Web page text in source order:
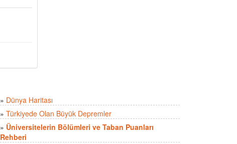
» Dünya Haritası
» Türkiyede Olan Büyük Depremler
» Üniversitelerin Bölümleri ve Taban Puanları
Rehberi